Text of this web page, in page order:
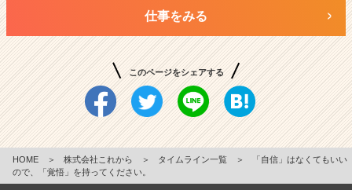
仕事をみる
このページをシェアする
HOME ＞ 株式会社これから ＞ タイムライン一覧 ＞
「自信」はなくてもいい
ので、「覚悟」を持ってください。